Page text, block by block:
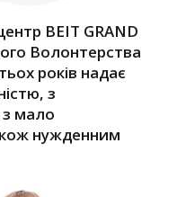
BEIT GRAND
Волонтерства
років надає
з
мало
нужденним